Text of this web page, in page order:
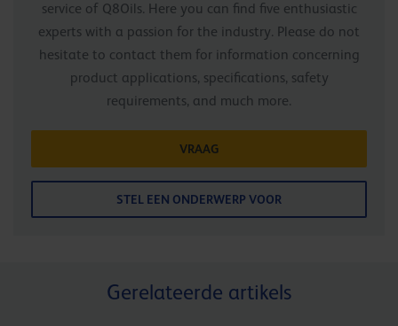
service of Q8Oils. Here you can find five enthusiastic
experts with a passion for the industry. Please do not
hesitate to contact them for information concerning
product applications, specifications, safety
requirements, and much more.
VRAAG
STEL EEN ONDERWERP VOOR
Gerelateerde artikels